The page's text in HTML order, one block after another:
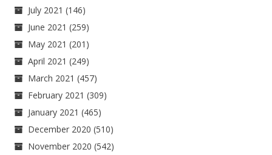
July 2021 (146)
June 2021 (259)
May 2021 (201)
April 2021 (249)
March 2021 (457)
February 2021 (309)
January 2021 (465)
December 2020 (510)
November 2020 (542)